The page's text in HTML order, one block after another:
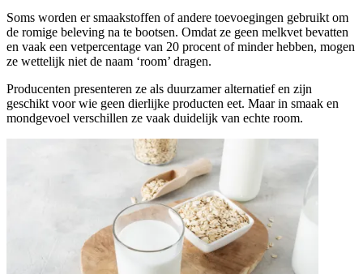
Soms worden er smaakstoffen of andere toevoegingen gebruikt om
de romige beleving na te bootsen. Omdat ze geen melkvet bevatten
en vaak een vetpercentage van 20 procent of minder hebben, mogen
ze wettelijk niet de naam ‘room’ dragen.
Producenten presenteren ze als duurzamer alternatief en zijn
geschikt voor wie geen dierlijke producten eet. Maar in smaak en
mondgevoel verschillen ze vaak duidelijk van echte room.